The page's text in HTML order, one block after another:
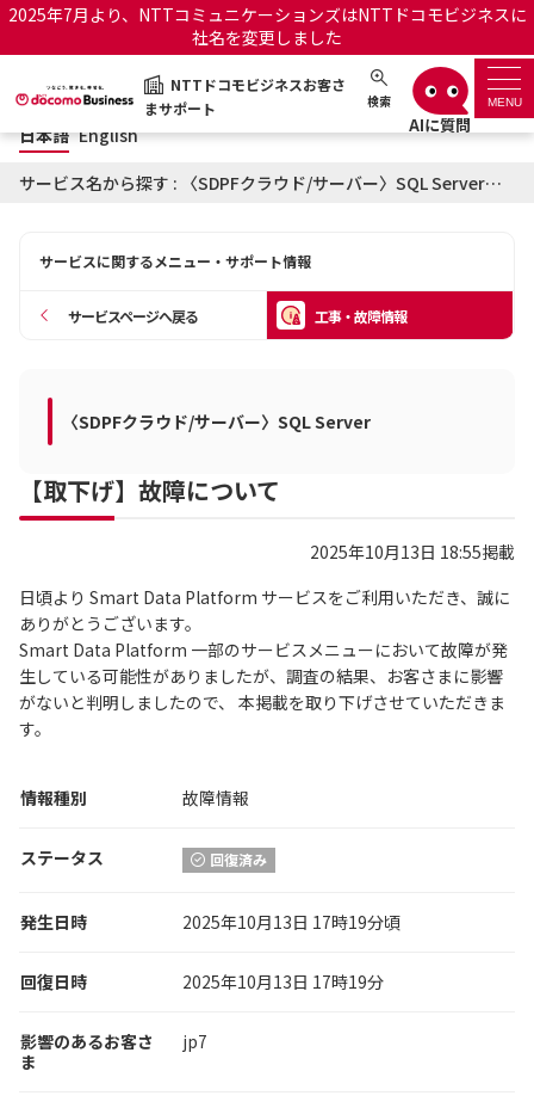
2025年7月より、NTTコミュニケーションズはNTTドコモビジネスに
社名を変更しました
NTTドコモビジネスお客さ
まサポート
検索 MENU
NTTドコモビジネスお客さまサポート 日本語 English
サポートトップ
OCNのお客さまはこちら
工事・故障情報通知サー
ビス
オフィシャルサイト
日本語 English
サービス名から探す : 〈SDPFクラウド/サーバー〉SQL Serverに関する工事・故障情報
サービスに関するメニュー・サポート情報
サービスページへ戻る 工事・故障情報
〈SDPFクラウド/サーバー〉SQL Server
【取下げ】故障について
2025年10月13日 18:55掲載
日頃より Smart Data Platform サービスをご利用いただき、誠に
ありがとうございます。
Smart Data Platform 一部のサービスメニューにおいて故障が発
生している可能性がありましたが、調査の結果、お客さまに影響
がないと判明しましたので、 本掲載を取り下げさせていただきま
す。
情報種別 故障情報
ステータス 回復済み
発生日時 2025年10月13日 17時19分頃
回復日時 2025年10月13日 17時19分
影響のあるお客さ
ま
jp7